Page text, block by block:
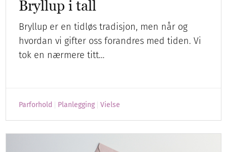
Bryllup i tall
Bryllup er en tidløs tradisjon, men når og
hvordan vi gifter oss forandres med tiden. Vi
tok en nærmere titt…
Parforhold Planlegging Vielse